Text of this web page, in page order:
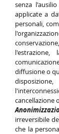
senza
applicate a
personali,
diffusione o
cancellazione
irreversibile
che la